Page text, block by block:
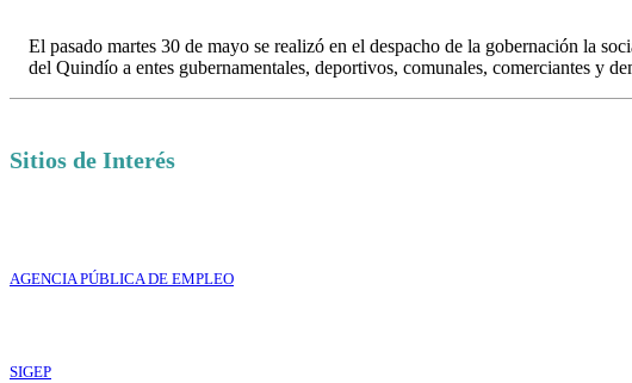
El pasado martes 30 de mayo se realizó en el despacho de la gobernación la
del Quindío a entes gubernamentales, deportivos, comunales, comerciantes y
Sitios de Interés
AGENCIA PÚBLICA DE EMPLEO
SIGEP